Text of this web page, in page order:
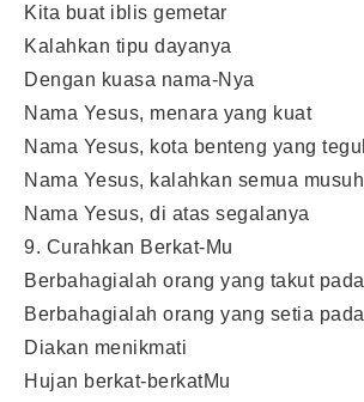
Kita buat iblis gemetar
Kalahkan tipu dayanya
Dengan kuasa nama-Nya
Nama Yesus, menara yang kuat
Nama Yesus, kota benteng yang
Nama Yesus, kalahkan semua musuh
Nama Yesus, di atas segalanya
9. Curahkan Berkat-Mu
Berbahagialah orang yang takut
Berbahagialah orang yang setia
Diakan menikmati
Hujan berkat-berkatMu